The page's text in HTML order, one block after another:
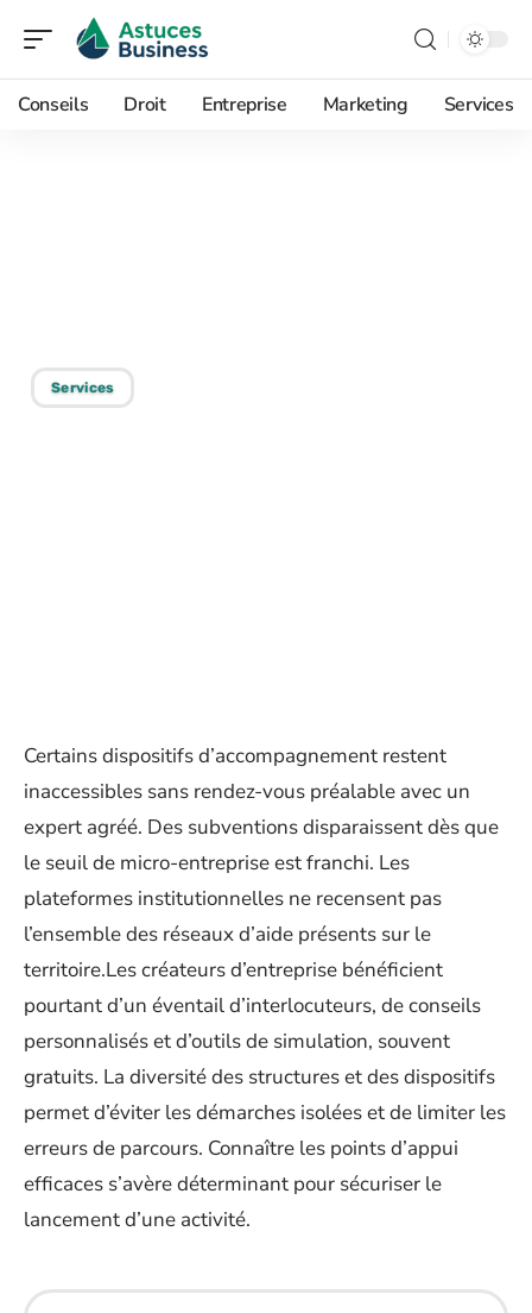
Conseils Droit Entreprise Marketing Services
Services
Certains dispositifs d’accompagnement restent
inaccessibles sans rendez-vous préalable avec un
expert agréé. Des subventions disparaissent dès que
le seuil de micro-entreprise est franchi. Les
plateformes institutionnelles ne recensent pas
l’ensemble des réseaux d’aide présents sur le
territoire.Les créateurs d’entreprise bénéficient
pourtant d’un éventail d’interlocuteurs, de conseils
personnalisés et d’outils de simulation, souvent
gratuits. La diversité des structures et des dispositifs
permet d’éviter les démarches isolées et de limiter les
erreurs de parcours. Connaître les points d’appui
efficaces s’avère déterminant pour sécuriser le
lancement d’une activité.